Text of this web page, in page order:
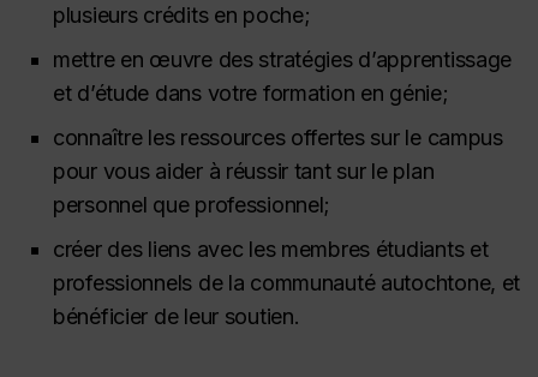
plusieurs crédits en poche;
mettre en œuvre des stratégies d’apprentissage
et d’étude dans votre formation en génie;
connaître les ressources offertes sur le campus
pour vous aider à réussir tant sur le plan
personnel que professionnel;
créer des liens avec les membres étudiants et
professionnels de la communauté autochtone, et
bénéficier de leur soutien.